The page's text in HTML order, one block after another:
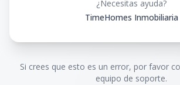
¿Necesitas ayuda?
TimeHomes Inmobiliaria
Si crees que esto es un error, por favor
equipo de soporte.